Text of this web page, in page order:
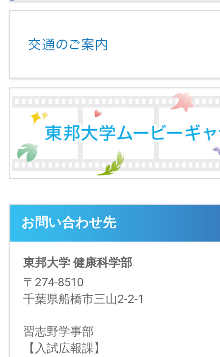
お問い合わせ先
東邦大学 健康科学部
〒274-8510
千葉県船橋市三山2-2-1
習志野学事部
【入試広報課】